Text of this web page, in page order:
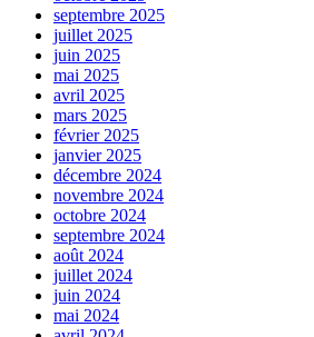
septembre 2025
juillet 2025
juin 2025
mai 2025
avril 2025
mars 2025
février 2025
janvier 2025
décembre 2024
novembre 2024
octobre 2024
septembre 2024
août 2024
juillet 2024
juin 2024
mai 2024